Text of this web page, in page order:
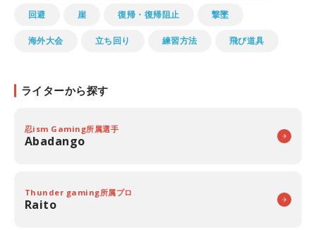
回避 崖 復帰・復帰阻止 撃墜
海外大会 立ち回り 練習方法 飛び道具
ライターから探す
忍ism Gaming所属選手
Abadango
Thunder gaming所属プロ
Raito